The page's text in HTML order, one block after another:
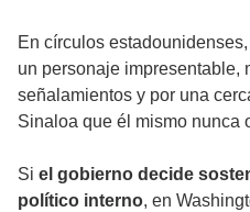
En círculos
un personaje impresentable,
señalamientos y por una
Sinaloa que él mismo nunca
Si el gobierno decide
político interno, en